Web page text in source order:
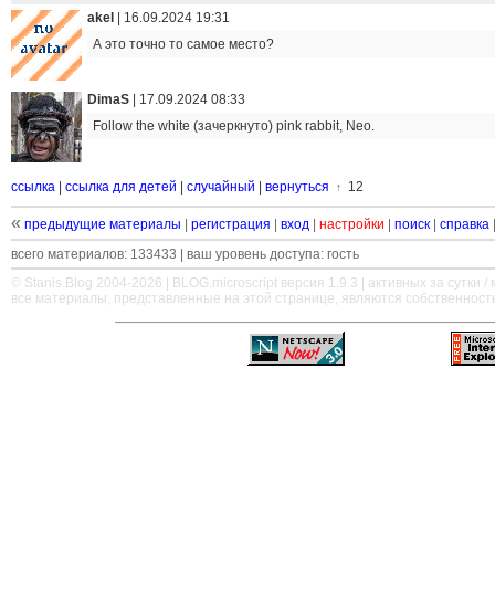
akel
16.09.2024 19:31
А это точно то самое место?
DimaS
17.09.2024 08:33
Follow the white (зачеркнуто) pink rabbit, Neo.
ссылка ссылка для детей случайный вернуться ↑ 12
« предыдущие материалы регистрация вход настройки поиск справка
всего материалов: 133433 | ваш уровень доступа: гость
© Stanis.Blog 2004-2026 |
BLOG.microscript версия 1.9.3 | активных за сутки /
все материалы, представленные на этой странице, являются
—————————————————————